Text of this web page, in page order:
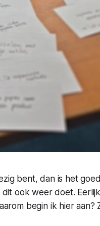
bent, dan is het
dit ook weer doet.
begin ik hier aan?